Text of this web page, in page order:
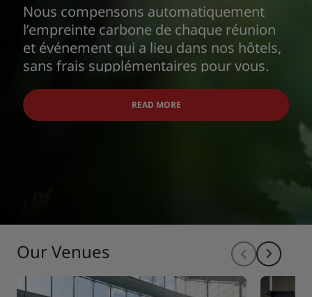
Nous compensons automatiquement
l’empreinte carbone de chaque réunion
et événement qui a lieu dans nos hôtels,
sans frais supplémentaires pour vous.
READ MORE
Our Venues